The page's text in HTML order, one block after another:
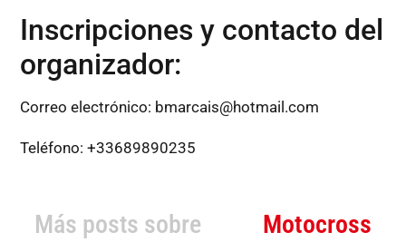
Inscripciones y contacto del
organizador:
Correo electrónico: bmarcais@hotmail.com
Teléfono: +33689890235
Más posts sobre Motocross